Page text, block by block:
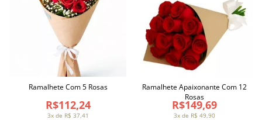
3x de R$ 37,41
R$112,24
Ramalhete Com 5 Rosas
3x de R$ 49,90
R$149,69
Ramalhete Apaixonante Com 12
Rosas